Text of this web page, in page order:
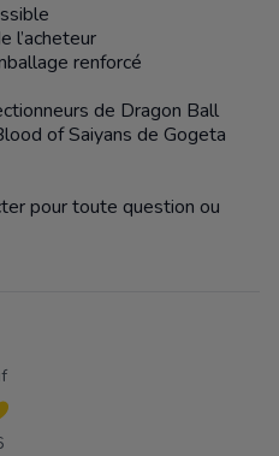
l’acheteur
renforcé
de Dragon Ball
of Saiyans de Gogeta
pour toute question ou